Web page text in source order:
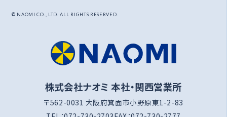
© NAOMI CO., LTD. ALL RIGHTS RESERVED.
株式会社ナオミ 本社・関西営業所
〒562-0031 大阪府箕面市小野原東1-2-83